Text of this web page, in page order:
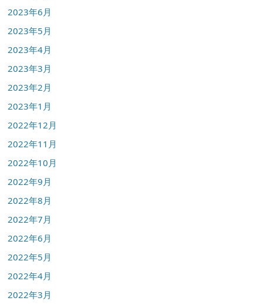
2023年6月
2023年5月
2023年4月
2023年3月
2023年2月
2023年1月
2022年12月
2022年11月
2022年10月
2022年9月
2022年8月
2022年7月
2022年6月
2022年5月
2022年4月
2022年3月